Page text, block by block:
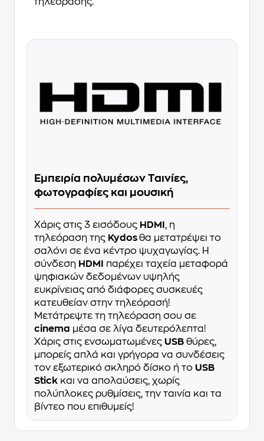
Εμπειρία πολυμέσων Ταινίες,
φωτογραφίες και μουσική
Χάρις στις 3 εισόδους HDMI , η
τηλεόραση της Kydosθα μετατρέψει το
σαλόνι σε ένα κέντρο ψυχαγωγίας. Η
σύνδεση HDMI
παρέχει ταχεία μεταφορά
ψηφιακών δεδομένων υψηλής
ευκρίνειας από διάφορες συσκευές
κατευθείαν στην τηλεόρασή!
Μετάτρεψτε τη τηλεόραση σου σε
cinema μέσα σε λίγα δευτερόλεπτα!
Χάρις στις ενσωματωμένες USB θύρες,
μπορείς απλά και γρήγορα να συνδέσεις
τον εξωτερικό σκληρό δίσκο ή το USB
Stick και να απολαύσεις, χωρίς
πολύπλοκες ρυθμίσεις, την ταινία και τα
βίντεο που επιθυμείς!